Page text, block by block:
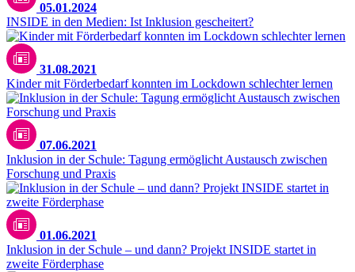
05.01.2024
INSIDE in den Medien: Ist Inklusion gescheitert?
31.08.2021
Kinder mit Förderbedarf konnten im Lockdown schlechter lernen
07.06.2021
Inklusion in der Schule: Tagung ermöglicht Austausch zwischen
Forschung und Praxis
01.06.2021
Inklusion in der Schule – und dann? Projekt INSIDE startet in
zweite Förderphase